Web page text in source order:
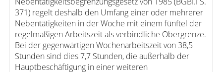
371) regelt deshalb den Umfang einer oder mehrerer
Nebentätigkeiten in der Woche mit einem fünftel der
regelmäßigen Arbeitszeit als verbindliche Obergrenze.
Bei der gegenwärtigen Wochenarbeitszeit von 38,5
Stunden sind dies 7,7 Stunden, die außerhalb der
Hauptbeschäftigung in einer weiteren